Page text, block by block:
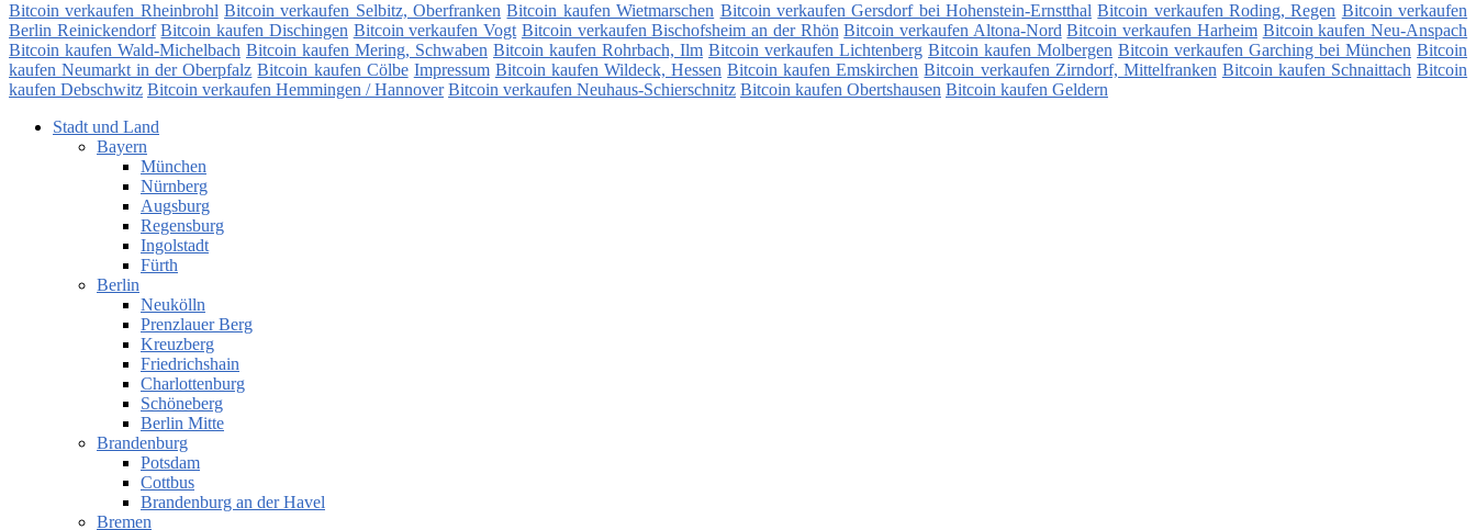
Bitcoin verkaufen Rheinbrohl Bitcoin verkaufen Selbitz, Oberfranken Bitcoin kaufen Wietmarschen Bitcoin verkaufen Gersdorf bei Hohenstein-Ernstthal Bitcoin verkaufen Roding, Regen Bitcoin verkaufen
Berlin Reinickendorf Bitcoin kaufen Dischingen Bitcoin verkaufen Vogt Bitcoin verkaufen Bischofsheim an der Rhön Bitcoin verkaufen Altona-Nord Bitcoin verkaufen Harheim Bitcoin kaufen Neu-Anspach
Bitcoin kaufen Wald-Michelbach Bitcoin kaufen Mering, Schwaben Bitcoin kaufen Rohrbach, Ilm Bitcoin verkaufen Lichtenberg Bitcoin kaufen Molbergen Bitcoin verkaufen Garching bei München Bitcoin
kaufen Neumarkt in der Oberpfalz Bitcoin kaufen Cölbe Impressum Bitcoin kaufen Wildeck, Hessen Bitcoin kaufen Emskirchen Bitcoin verkaufen Zirndorf, Mittelfranken Bitcoin kaufen Schnaittach Bitcoin
kaufen Debschwitz Bitcoin verkaufen Hemmingen / Hannover Bitcoin verkaufen Neuhaus-Schierschnitz Bitcoin kaufen Obertshausen Bitcoin kaufen Geldern
Stadt und Land
Bayern
München
Nürnberg
Augsburg
Regensburg
Ingolstadt
Fürth
Berlin
Neukölln
Prenzlauer Berg
Kreuzberg
Friedrichshain
Charlottenburg
Schöneberg
Berlin Mitte
Brandenburg
Potsdam
Cottbus
Brandenburg an der Havel
Bremen